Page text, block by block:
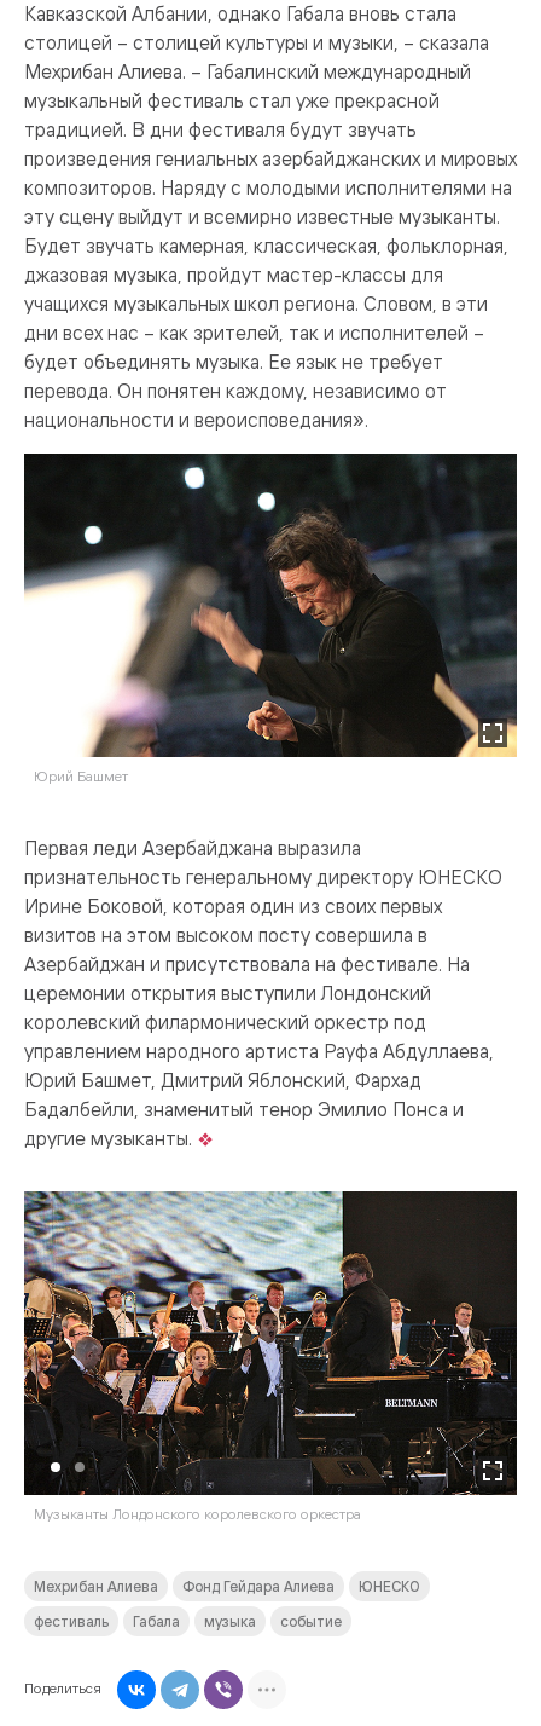
Кавказской Албании, однако Габала вновь стала
столицей – столицей культуры и музыки, – сказала
Мехрибан Aлиeва. – Габалинский международный
музыкальный фестиваль стал уже прекрасной
традицией. В дни фестиваля будут звучать
произведения гениальных азербайджанских и мировых
композиторов. Наряду с молодыми исполнителями на
эту сцену выйдут и всемирно известные музыканты.
Будет звучать камерная, классическая, фольклорная,
джазовая музыка, пройдут мастер-классы для
учащихся музыкальных школ региона. Словом, в эти
дни всех нас – как зрителей, так и исполнителей –
будет объединять музыка. Ее язык не требует
перевода. Он понятен каждому, независимо от
национальности и вероисповедания».
Юрий Башмет
Первая леди Азербайджана выразила
признательность генеральному директору ЮНЕСКО
Ирине Боковой, которая один из своих первых
визитов на этом высоком посту совершила в
Азербайджан и присутствовала на фестивале. На
церемонии открытия выступили Лондонский
королевский филармонический оркестр под
управлением народного артиста Рауфа Абдуллаева,
Юрий Башмет, Дмитрий Яблонский, Фархад
Бадалбейли, знаменитый тенор Эмилио Понса и
другие музыканты.
Музыканты Лондонского королевского оркестра
Мехрибан Алиева Фонд Гейдара Алиева
ЮНЕСКО
фестиваль
Габала музыка событие
Поделиться